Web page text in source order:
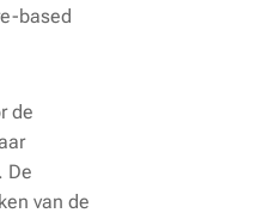
based
de
De
van de